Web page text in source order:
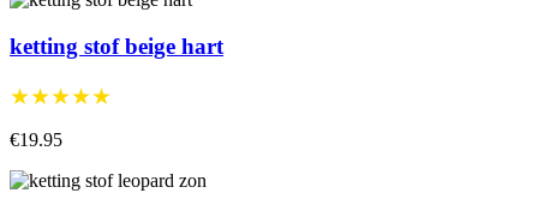
ketting stof beige hart
★★★★★
€19.95